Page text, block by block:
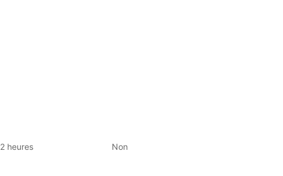
2 heures Non